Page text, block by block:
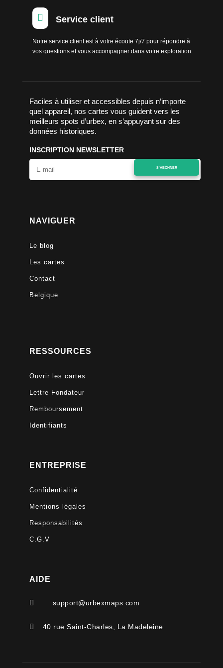
 Service client
Notre service client est à votre écoute 7j/7 pour répondre à
vos questions et vous accompagner dans votre exploration.
Faciles à utiliser et accessibles depuis n’importe
quel appareil, nos cartes vous guident vers les
meilleurs spots d’urbex, en s’appuyant sur des
données historiques.
INSCRIPTION NEWSLETTER
S'ABONNER
NAVIGUER
Le blog
Les cartes
Contact
Belgique
RESSOURCES
Ouvrir les cartes
Lettre Fondateur
Remboursement
Identifiants
ENTREPRISE
Confidentialité
Mentions légales
Responsabilités
C.G.V
AIDE
 support@urbexmaps.com
 40 rue Saint-Charles, La Madeleine